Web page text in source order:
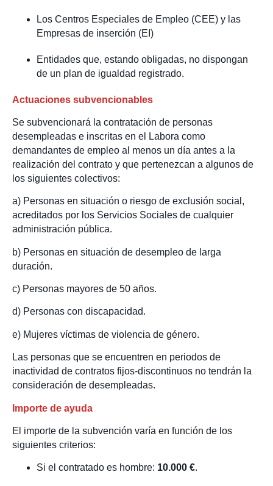
Los Centros Especiales de Empleo (CEE) y las
Empresas de inserción (EI)
Entidades que, estando obligadas, no dispongan
de un plan de igualdad registrado.
Actuaciones subvencionables
Se subvencionará la contratación de personas
desempleadas e inscritas en el Labora como
demandantes de empleo al menos un día antes a la
realización del contrato y que pertenezcan a algunos de
los siguientes colectivos:
a) Personas en situación o riesgo de exclusión social,
acreditados por los Servicios Sociales de cualquier
administración pública.
b) Personas en situación de desempleo de larga
duración.
c) Personas mayores de 50 años.
d) Personas con discapacidad.
e) Mujeres víctimas de violencia de género.
Las personas que se encuentren en periodos de
inactividad de contratos fijos-discontinuos no tendrán la
consideración de desempleadas.
Importe de ayuda
El importe de la subvención varía en función de los
siguientes criterios:
Si el contratado es hombre: 10.000 €.